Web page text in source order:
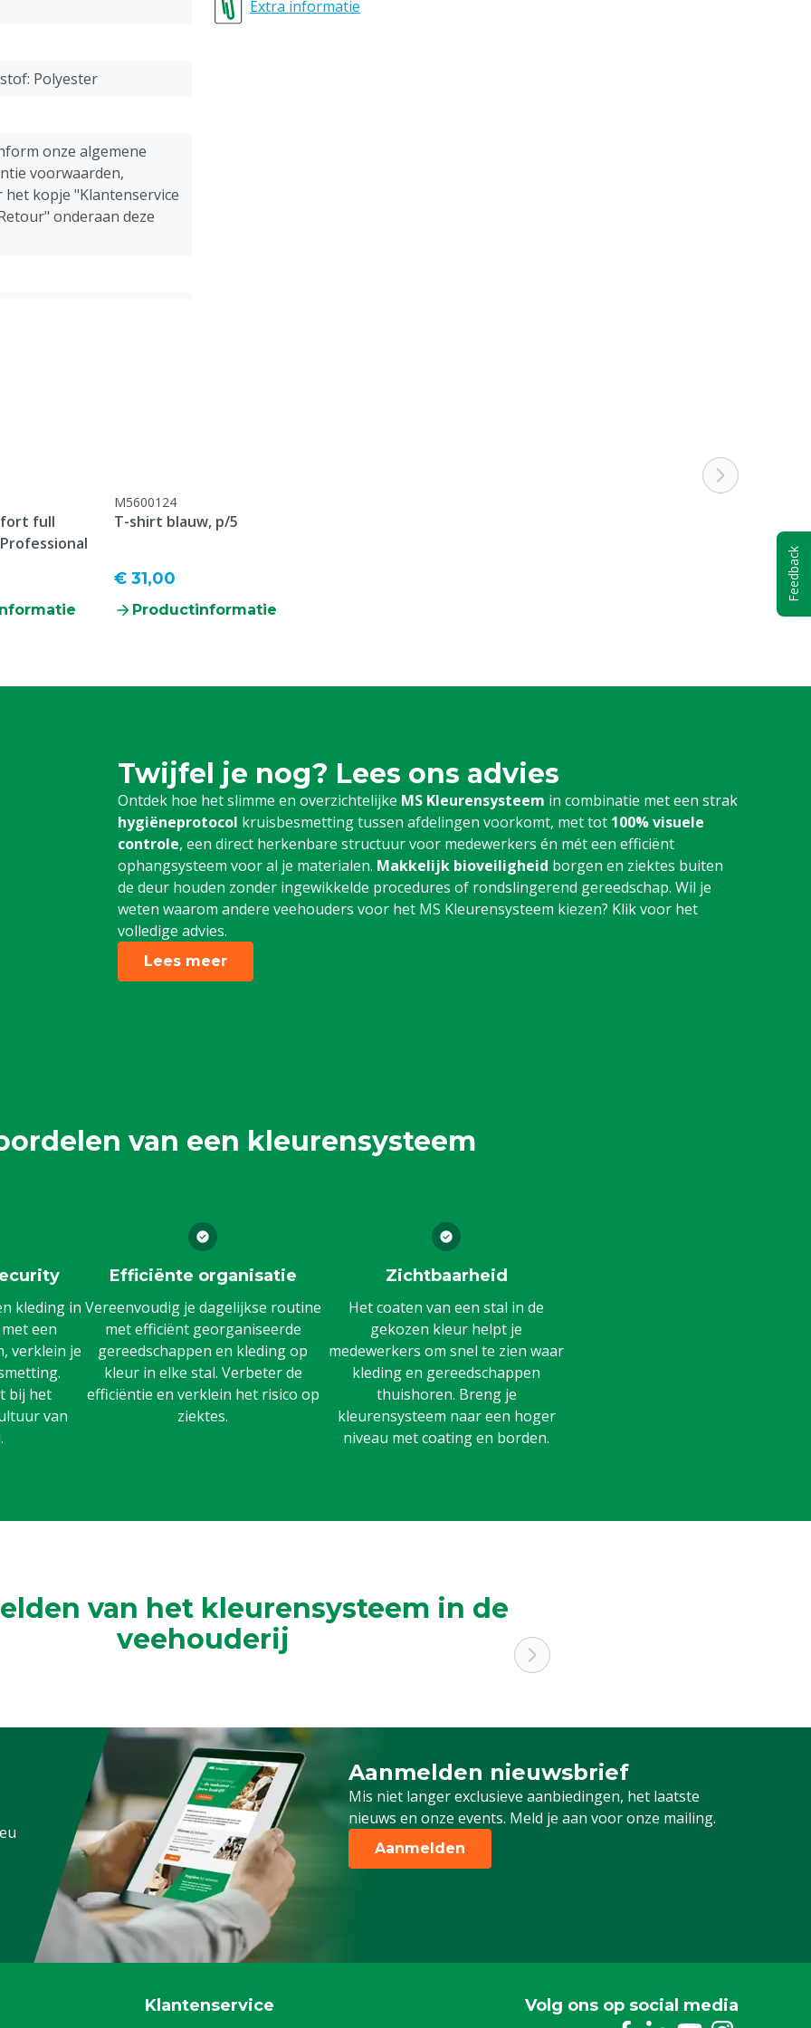
Maat 1 = 40-42 = XS (extra small)
Maat 2 = 44-46 = S (small)
Polyester
onze algemene
voorwaarden,
het kopje "Klantenservice
onderaan deze
Extra informatie
full
M5600124
T-shirt blauw, p/5
€ 31,00
Productinformatie
Twijfel je nog? Lees ons advies
Ontdek hoe het slimme en overzichtelijke MS Kleurensysteem in combinatie met een strak
hygiëneprotocol kruisbesmetting tussen afdelingen voorkomt, met tot 100% visuele
controle, een direct herkenbare structuur voor medewerkers én mét een efficiënt
ophangsysteem voor al je materialen. Makkelijk bioveiligheid borgen en ziektes buiten
de deur houden zonder ingewikkelde procedures of rondslingerend gereedschap. Wil je
weten waarom andere veehouders voor het MS Kleurensysteem kiezen? Klik voor het
volledige advies.
Lees meer
van een kleurensysteem
kleding in
een
verklein je
bij het
van
Efficiënte organisatie
Vereenvoudig je dagelijkse routine
met efficiënt georganiseerde
gereedschappen en kleding op
kleur in elke stal. Verbeter de
efficiëntie en verklein het risico op
ziektes.
Zichtbaarheid
Het coaten van een stal in de
gekozen kleur helpt je
medewerkers om snel te zien waar
kleding en gereedschappen
thuishoren. Breng je
kleurensysteem naar een hoger
niveau met coating en borden.
van het kleurensysteem in de
veehouderij
Aanmelden nieuwsbrief
Mis niet langer exclusieve aanbiedingen, het laatste
nieuws en onze events. Meld je aan voor onze mailing.
Schrijf je in voor onze nieuwsbrief
Aanmelden
Klantenservice
Volg ons op social media
Feedback